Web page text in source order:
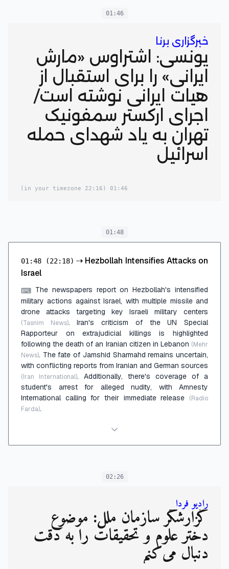
01:46
خبرگزاری برنا
یونسی: اشتراوس «مارش
ایرانی» را برای استقبال از
هیات ایرانی نوشته‌ است/
اجرای ارکستر سمفونیک
تهران به یاد شهدای حمله
اسرائیل
01:46
(22:16 in your timezone)
01:48
01:48 (22:18) ⇢ Hezbollah Intensifies Attacks on
Israel
⌨ The newspapers report on Hezbollah's intensified
military actions against Israel, with multiple missile and
drone attacks targeting key Israeli military centers
(Tasnim News). Iran's criticism of the UN Special
Rapporteur on extrajudicial killings is highlighted
following the death of an Iranian citizen in Lebanon (Mehr
News). The fate of Jamshid Sharmahd remains uncertain,
with conflicting reports from Iranian and German sources
(Iran International). Additionally, there's coverage of a
student's arrest for alleged nudity, with Amnesty
International calling for their immediate release
(Radio
Farda).
02:26
رادیو فردا
گزارشگر سازمان ملل: موضوع
دختر علوم و تحقیقات را به دقت
دنبال می‌کنم